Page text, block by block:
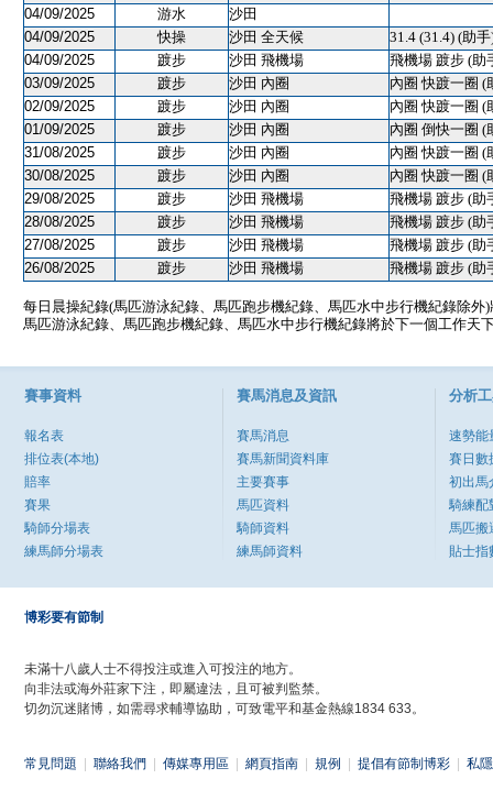
04/09/2025
游水
沙田
04/09/2025
快操 沙田 全天候
31.4 (31.4) (助手
04/09/2025
踱步 沙田 飛機場
飛機場 踱步 (助
03/09/2025
踱步 沙田 內圈
內圈 快踱一圈 (
02/09/2025
踱步 沙田 內圈
內圈 快踱一圈 (
01/09/2025
踱步 沙田 內圈
內圈 倒快一圈 (
31/08/2025
踱步 沙田 內圈
內圈 快踱一圈 (
30/08/2025
踱步 沙田 內圈
內圈 快踱一圈 (
29/08/2025
踱步 沙田 飛機場
飛機場 踱步 (助
28/08/2025
踱步 沙田 飛機場
飛機場 踱步 (助
27/08/2025
踱步 沙田 飛機場
飛機場 踱步 (助
26/08/2025
踱步 沙田 飛機場 飛機場 踱步 (助
每日晨操紀錄(馬匹游泳紀錄、馬匹跑步機紀錄、馬匹水中步行機紀錄除外
馬匹游泳紀錄、馬匹跑步機紀錄、馬匹水中步行機紀錄將於下一個工作天
賽事資料
報名表
排位表(本地)
賠率
賽果
騎師分場表
練馬師分場表
賽馬消息及資訊
賽馬消息
賽馬新聞資料庫
主要賽事
馬匹資料
騎師資料
練馬師資料
分析
速勢能
賽日數
初出馬
騎練配
馬匹搬
貼士指
博彩要有節制
未滿十八歲人士不得投注或進入可投注的地方。
向非法或海外莊家下注，即屬違法，且可被判監禁。
切勿沉迷賭博，如需尋求輔導協助，可致電平和基金熱線1834 633。
常見問題 聯絡我們 傳媒專用區 網頁指南 規例 提倡有節制博彩 私